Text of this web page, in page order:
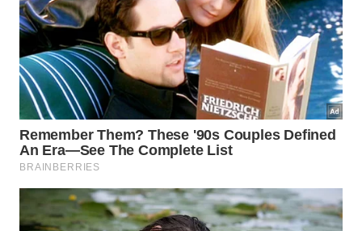
configurações do sistema permite identificar
quando a capacidade de retenção cai abaixo de
níveis aceitáveis para a sua rotina diária. Uma queda
repentina de desempenho ou o desligamento
inesperado do aparelho são alertas claros de que a
tecnologia interna atingiu um limite que exige
atenção especializada e técnica.